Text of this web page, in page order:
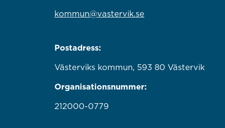
kommun@vastervik.se
Postadress:
Västerviks kommun, 593 80 Västervik
Organisationsnummer:
212000-0779